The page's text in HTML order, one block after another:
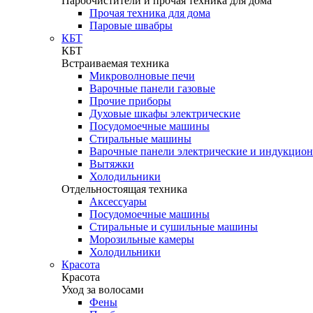
Прочая техника для дома
Паровые швабры
КБТ
КБТ
Встраиваемая техника
Микроволновые печи
Варочные панели газовые
Прочие приборы
Духовые шкафы электрические
Посудомоечные машины
Стиральные машины
Варочные панели электрические и
Вытяжки
Холодильники
Отдельностоящая техника
Аксессуары
Посудомоечные машины
Стиральные и сушильные машины
Морозильные камеры
Холодильники
Красота
Красота
Уход за волосами
Фены